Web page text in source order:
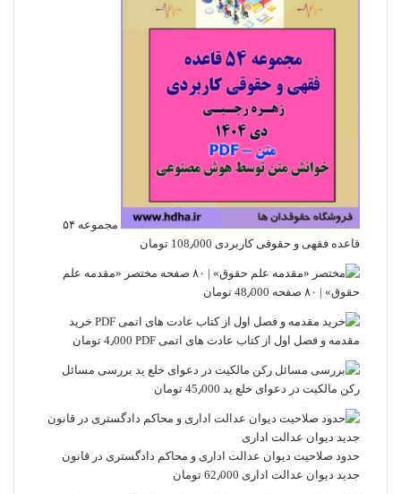
مجموعه ۵۴
قاعده فقهی و حقوقی کاربردی 108٫000 تومان
مختصر «مقدمه علم
حقوق» | ۸۰ صفحه
48٫000 تومان
خرید
مقدمه و فصل اول از کتاب عادت های اتمی PDF
4٫000 تومان
بررسی مسائل
رکن مالکیت در دعوای خلع ید 45٫000 تومان
حدود صلاحیت دیوان عدالت اداری و محاکم دادگستری در قانون
جدید دیوان عدالت اداری 62٫000 تومان